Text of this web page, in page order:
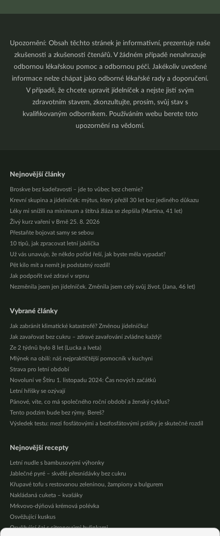
Upozornění: Obsah těchto stránek je informativní, prezentuje naše
zkušenosti a zkušenosti čtenářů. V žádném případě nenahrazuje
odbornou lékařskou pomoc a odbornou péči. Jakékoliv uvedené
informace nelze chápat jako odborné lékařské rady a doporučení.
V případě, že chcete upravit jídelníček a nejste jistí svým
zdravotním stavem, zkonzultujte, prosím, svůj stav s
kvalifikovaným odborníkem. Používáním webu berete toto
upozornění na vědomí.
Nejnovější články
Broskve bez kadeřavosti – jde to vůbec bez chemie?
Krevní skupina a jídelníček: mýtus, který přežil 30 let bez jediného důkazu
Léky mi snížili na minimum a štítná žláza se zlepšila (Martina, 41 let)
Živý kurz vaření v Brně 25. 8. 2026
Přestaňte bojovat samy se sebou
10 tipů, jak zpracovat letní jablíčka
Už vás unavuje, že někdo pořád řeší, jak byste měla vypadat?
Pět kilo mít a nemít je podstatný rozdíl!
Jak podpořit své zdraví v srpnu
Nezměnila jsem jen jídelníček. Změnila jsem celý svůj život. (Jana, 46 let)
Vybrané články
Jak zabránit klimatické katastrofě? Změnou jídelníčku!
Jak zavařovat bez cukru – zdravé zavařování zvládne každý!
Ze 2 týdnů bylo 8 let (Lucka a Iveta)
Mlýnek na obilí: náš nejpraktičtější pomocník v kuchyni
Strava pro letní období
Novoluní ve Štíru 1. listopadu 2024: Čas nových začátků
Letní hříšky se ozývají
Pánové, víte, co má společného roční období a ženský cyklus?
Tento podzim bude bez rýmy. Bereš?
Výsledek testu: mezi fosfátovými a bezfosfátovými prášky je skutečně rozdíl
Nejnovější recepty
Letní nudle s bambusovými výhonky
Jablečné pyré – skvělé přesnídávky bez cukru
Křupavé tofu s restovanou zeleninou, žampiony a bulgurem
Nakládaná cuketa – kvašáky
Mrkvovo-dýňová krémová polévka
Osvěžující kuskus
Osvěžující čaj s citronovými bylinkami